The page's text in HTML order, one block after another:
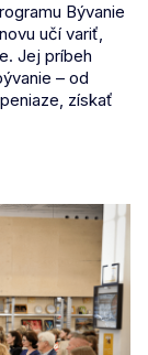
Bývanie
učí variť,
Jej príbeh
– od
získať